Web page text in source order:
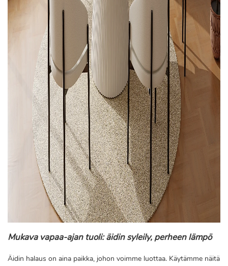
Mukava vapaa-ajan tuoli: äidin syleily, perheen lämpö
Äidin halaus on aina paikka, johon voimme luottaa. Käytämme näitä